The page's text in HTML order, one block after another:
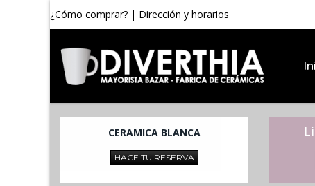
¿Cómo comprar? | Dirección y horarios
CERAMICA BLANCA
HACE TU RESERVA